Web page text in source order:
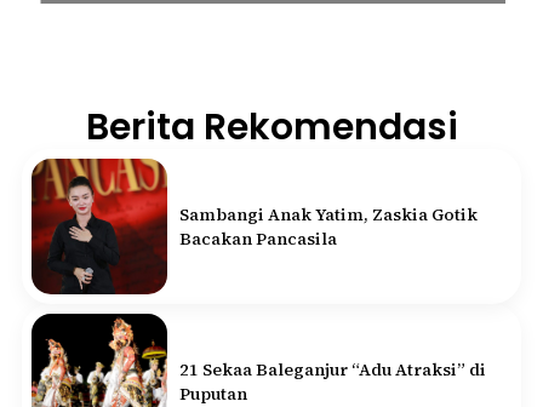
Berita Rekomendasi
Sambangi Anak Yatim, Zaskia Gotik
Bacakan Pancasila
21 Sekaa Baleganjur “Adu Atraksi” di
Puputan